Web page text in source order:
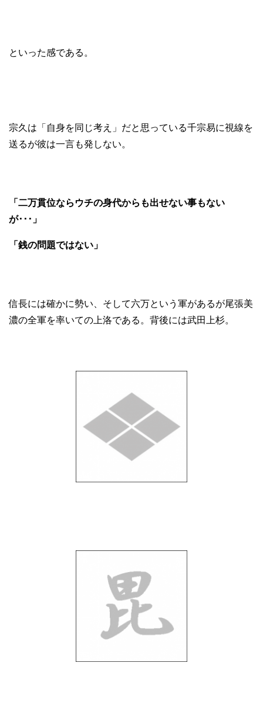
といった感である。
宗久は「自身を同じ考え」だと思っている千宗易に視線を
送るが彼は一言も発しない。
「二万貫位ならウチの身代からも出せない事もない
が･･･」
「銭の問題ではない」
信長には確かに勢い、そして六万という軍があるが尾張美
濃の全軍を率いての上洛である。背後には武田上杉。